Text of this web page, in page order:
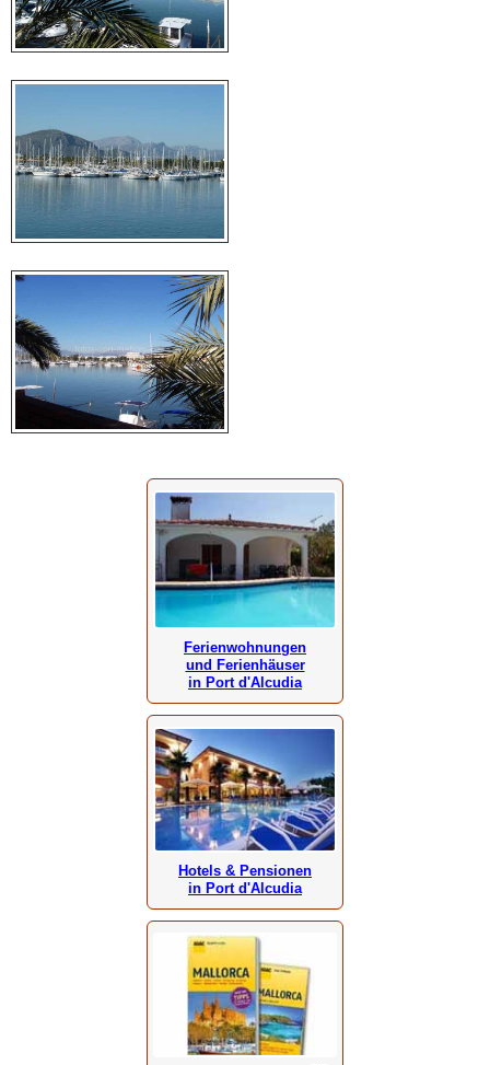
Ferienwohnungen
und Ferienhäuser
in Port d'Alcudia
Hotels & Pensionen
in Port d'Alcudia